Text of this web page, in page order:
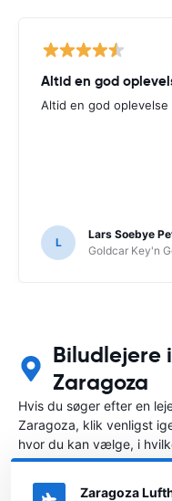
Altid en god
Altid en god oplevelse
L
Lars Soebye
Goldcar Key'n
Biludlejere
Zaragoza
Hvis du søger efter en
Zaragoza, klik venligst
hvor du kan vælge, i
bil.
Zaragoza